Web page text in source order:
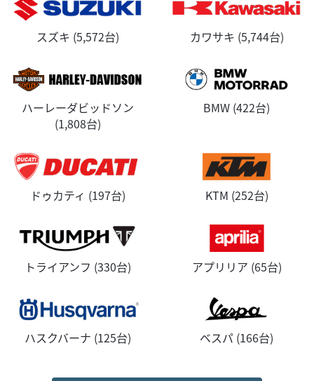
スズキ (5,572台) カワサキ (5,744台)
ハーレーダビッドソン
(1,808台)
BMW (422台)
ドゥカティ (197台) KTM (252台)
トライアンフ (330台) アプリリア (65台)
ハスクバーナ (125台) ベスパ (166台)